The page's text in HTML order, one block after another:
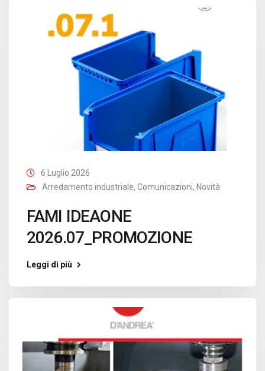
6 Luglio 2026
Arredamento industriale, Comunicazioni, Novità
FAMI IDEAONE
2026.07_PROMOZIONE
Leggi di più